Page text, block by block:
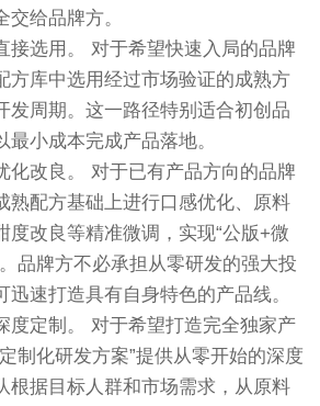
给品牌方。
接选用。 对于希望快速入局的品牌
方库中选用经过市场验证的成熟方
发周期。这一路径特别适合初创品
小成本完成产品落地。
化改良。 对于已有产品方向的品牌
熟配方基础上进行口感优化、原料
度改良等精准微调，实现“公版+微
品牌方不必承担从零研发的强大投
迅速打造具有自身特色的产品线。
度定制。 对于希望打造完全独家产
制化研发方案”提供从零开始的深度
根据目标人群和市场需求，从原料